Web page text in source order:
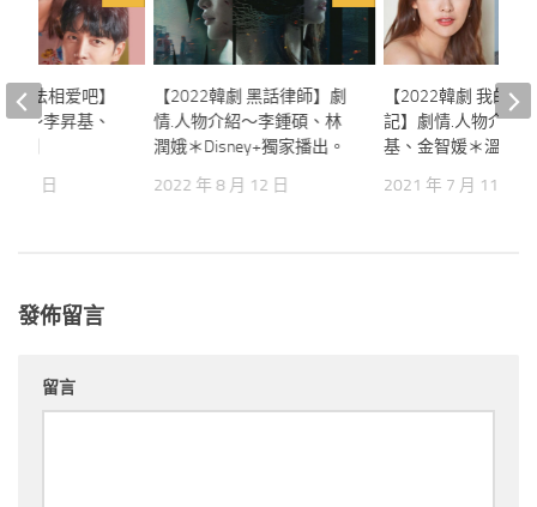
【2022韓劇 黑話律師】劇
情.人物介紹～李鍾碩、林
潤娥＊Disney+獨家播出。
2022 年 8 月 12 日
【2022韓劇 我的解
記】劇情.人物介紹
基、金智媛＊溫情劇
2021 年 7 月 11 日
依法相爱吧】
紹～李昇基、
19 日
發佈留言
留言